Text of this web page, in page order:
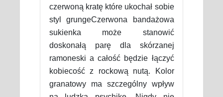
czerwoną kratę które ukochał sobie
styl grungeCzerwona bandażowa
sukienka może stanowić
doskonałą parę dla skórzanej
ramoneski a całość będzie łączyć
kobiecość z rockową nutą. Kolor
granatowy ma szczególny wpływ